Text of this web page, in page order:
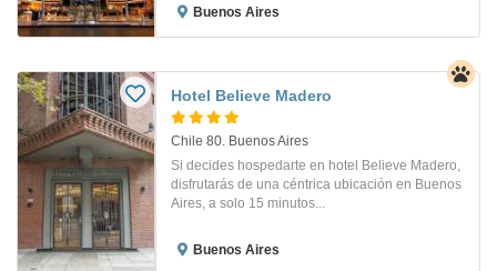
Buenos Aires
Hotel Believe Madero
Chile 80. Buenos Aires
Si decides hospedarte en hotel Believe Madero,
disfrutarás de una céntrica ubicación en Buenos
Aires, a solo 15 minutos...
Buenos Aires